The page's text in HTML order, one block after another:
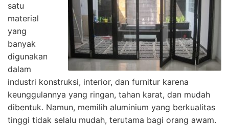
satu
material
yang
banyak
digunakan
dalam
industri konstruksi, interior, dan furnitur karena
keunggulannya yang ringan, tahan karat, dan mudah
dibentuk. Namun, memilih aluminium yang berkualitas
tinggi tidak selalu mudah, terutama bagi orang awam.